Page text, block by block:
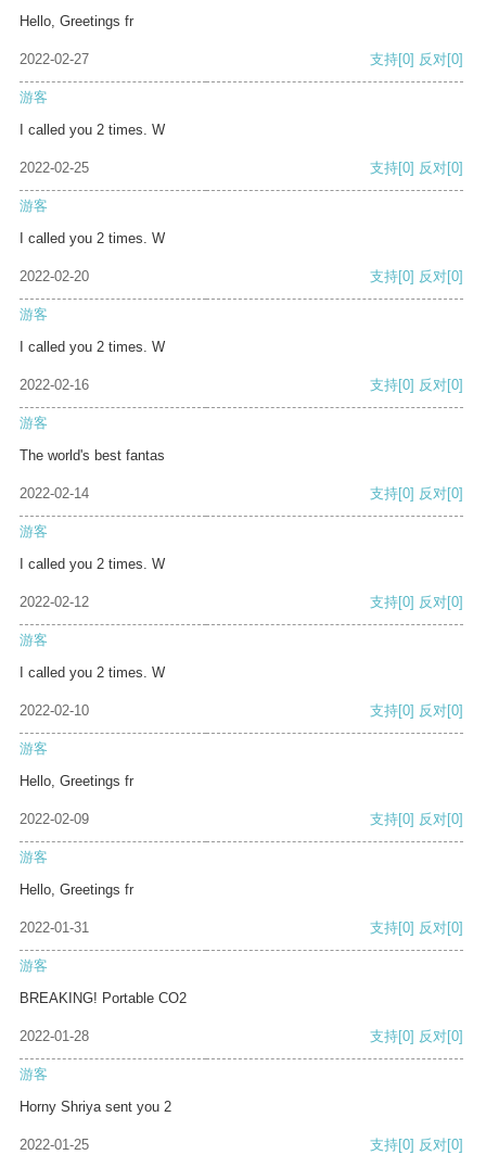
Hello, Greetings fr
2022-02-27 支持[0] 反对[0]
游客
I called you 2 times. W
2022-02-25 支持[0] 反对[0]
游客
I called you 2 times. W
2022-02-20 支持[0] 反对[0]
游客
I called you 2 times. W
2022-02-16 支持[0] 反对[0]
游客
The world's best fantas
2022-02-14 支持[0] 反对[0]
游客
I called you 2 times. W
2022-02-12 支持[0] 反对[0]
游客
I called you 2 times. W
2022-02-10 支持[0] 反对[0]
游客
Hello, Greetings fr
2022-02-09 支持[0] 反对[0]
游客
Hello, Greetings fr
2022-01-31 支持[0] 反对[0]
游客
BREAKING! Portable CO2
2022-01-28 支持[0] 反对[0]
游客
Horny Shriya sent you 2
2022-01-25 支持[0] 反对[0]